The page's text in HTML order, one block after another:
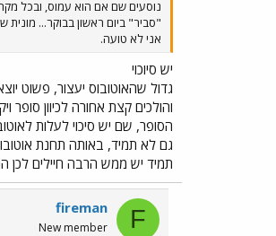
נוסעים שם אם הוא עמוס, ובכל
אני לא טועה.
יש סיוכוי
גדול שהאוטובוס יעצור, פשוט
והולכים קצת אחורה לכיוון סופר
הסופר, שם יש סיכוי לעלות
גם לא תמיד, באותה תחנת
תמיד יש ממש הרבה חיילים לכן
F
fireman
New member